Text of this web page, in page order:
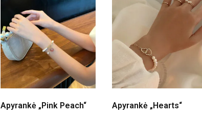
Apyrankė „Pink Peach“ Apyrankė „Hearts“